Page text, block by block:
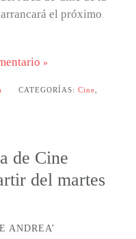
el próximo
CATEGORÍAS: Cine
de Cine
del martes
ANDREA’